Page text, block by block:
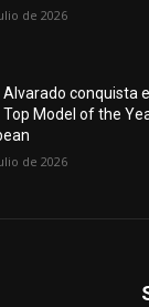
de 2026
Alvarado conquista el
Top Model of the
de 2026